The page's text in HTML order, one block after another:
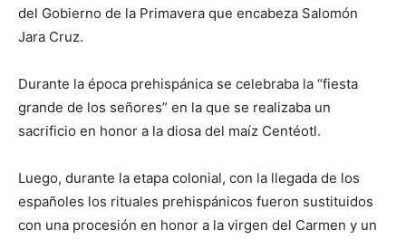
del Gobierno de la Primavera que encabeza Salomón
Jara Cruz.
Durante la época prehispánica se celebraba la “fiesta
grande de los señores” en la que se realizaba un
sacrificio en honor a la diosa del maíz Centéotl.
Luego, durante la etapa colonial, con la llegada de los
españoles los rituales prehispánicos fueron sustituidos
con una procesión en honor a la virgen del Carmen y un